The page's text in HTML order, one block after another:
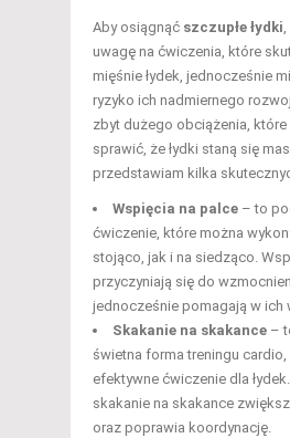
Aby osiągnąć szczupłe łydki,
uwagę na ćwiczenia, które
mięśnie łydek, jednocześnie
ryzyko ich nadmiernego
zbyt dużego obciążenia, które
sprawić, że łydki staną się
przedstawiam kilka
Wspięcia na palce – to
ćwiczenie, które można
stojąco, jak i na siedząco.
przyczyniają się do
jednocześnie pomagają w ich
Skakanie na skakance –
świetna forma treningu cardio,
efektywne ćwiczenie dla
skakanie na skakance
oraz poprawia koordynację.